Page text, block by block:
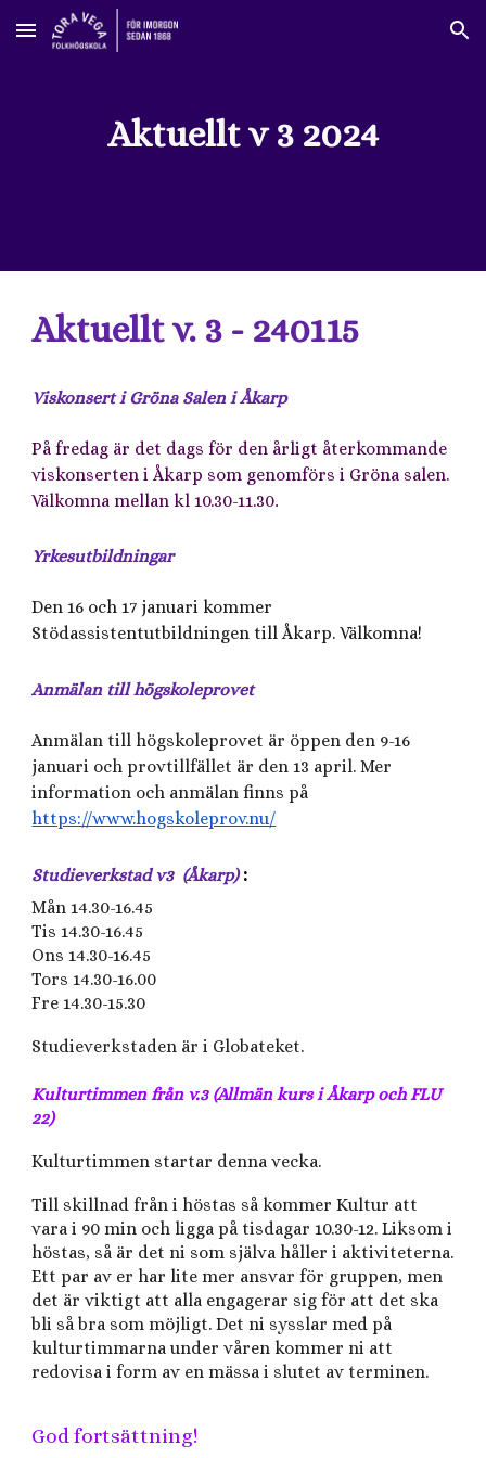
Skip to main content Skip to navigation
Aktuellt v 3 2024
Aktuellt v. 3 - 240115
Viskonsert i Gröna Salen i Åkarp
På fredag är det dags för den årligt återkommande
viskonserten i Åkarp som genomförs i Gröna salen.
Välkomna mellan kl 10.30-11.30.
Yrkesutbildningar
Den 16 och 17 januari kommer
Stödassistentutbildningen till Åkarp.Välkomna!
Anmälan till högskoleprovet
Anmälan till högskoleprovet är öppen den 9-16
januari och provtillfället är den 13 april. Mer
information och anmälan finns på
https://www.hogskoleprov.nu/
Studieverkstad v3 (Åkarp):
Mån 14.30-16.45
Tis 14.30-16.45
Ons 14.30-16.45
Tors 14.30-16.00
Fre 14.30-15.30
Studieverkstaden är i Globateket.
Kulturtimmen från v.3 (Allmän kurs i Åkarp och FLU
22)
Kulturtimmen startar denna vecka.
Till skillnad från i höstas så kommer Kultur att
vara i 90 min och ligga på tisdagar 10.30-12. Liksom i
höstas, så är det ni som själva håller i aktiviteterna.
Ett par av er har lite mer ansvar för gruppen, men
det är viktigt att alla engagerar sig för att det ska
bli så bra som möjligt. Det ni sysslar med på
kulturtimmarna under våren kommer ni att
redovisa i form av en mässa i slutet av terminen.
God fortsättning!